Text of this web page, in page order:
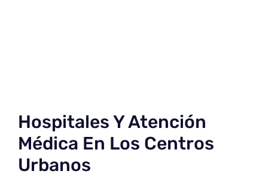
Hospitales Y Atención
Médica En Los Centros
Urbanos